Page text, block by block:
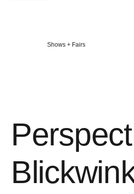
Veröffentlicht
Shows + Fairs